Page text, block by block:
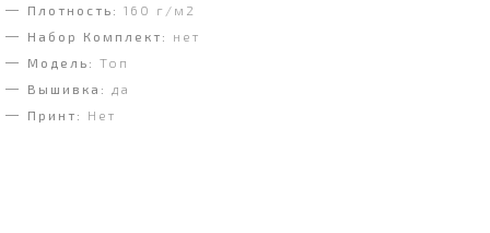
Плотность: 160 г/м2
Набор Комплект:
нет
Модель: Топ
Вышивка:
да
Принт:
Нет